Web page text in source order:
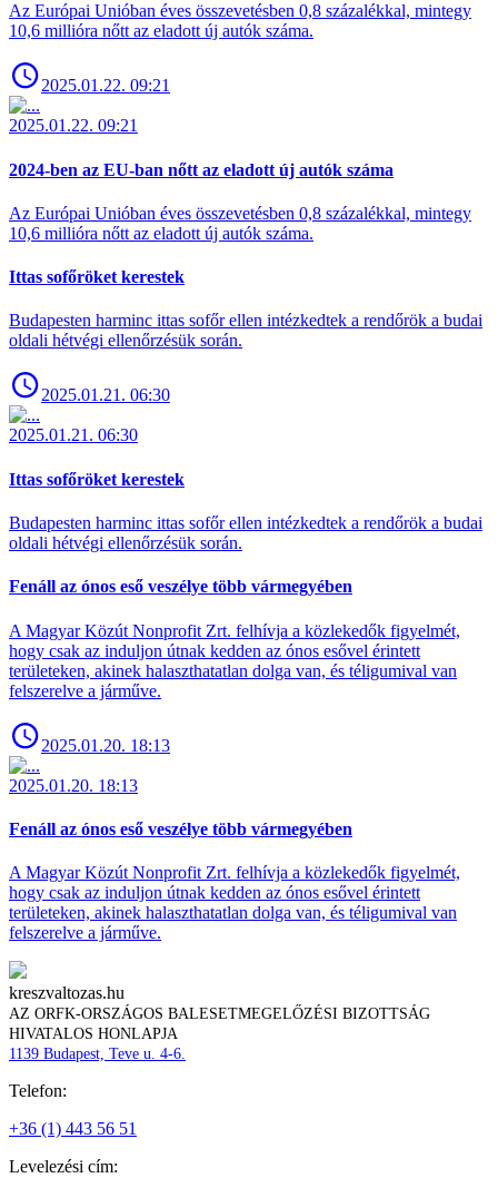
Az Európai Unióban éves összevetésben 0,8 százalékkal, mintegy
10,6 millióra nőtt az eladott új autók száma.
2025.01.22. 09:21
2025.01.22. 09:21
2024-ben az EU-ban nőtt az eladott új autók száma
Az Európai Unióban éves összevetésben 0,8 százalékkal, mintegy
10,6 millióra nőtt az eladott új autók száma.
Ittas sofőröket kerestek
Budapesten harminc ittas sofőr ellen intézkedtek a rendőrök a budai
oldali hétvégi ellenőrzésük során.
2025.01.21. 06:30
2025.01.21. 06:30
Ittas sofőröket kerestek
Budapesten harminc ittas sofőr ellen intézkedtek a rendőrök a budai
oldali hétvégi ellenőrzésük során.
Fenáll az ónos eső veszélye több vármegyében
A Magyar Közút Nonprofit Zrt. felhívja a közlekedők figyelmét,
hogy csak az induljon útnak kedden az ónos esővel érintett
területeken, akinek halaszthatatlan dolga van, és téligumival van
felszerelve a járműve.
2025.01.20. 18:13
2025.01.20. 18:13
Fenáll az ónos eső veszélye több vármegyében
A Magyar Közút Nonprofit Zrt. felhívja a közlekedők figyelmét,
hogy csak az induljon útnak kedden az ónos esővel érintett
területeken, akinek halaszthatatlan dolga van, és téligumival van
felszerelve a járműve.
kreszvaltozas.hu
AZ ORFK-ORSZÁGOS BALESETMEGELŐZÉSI BIZOTTSÁG
HIVATALOS HONLAPJA
1139 Budapest, Teve u. 4-6.
Telefon:
+36 (1) 443 56 51
Levelezési cím: